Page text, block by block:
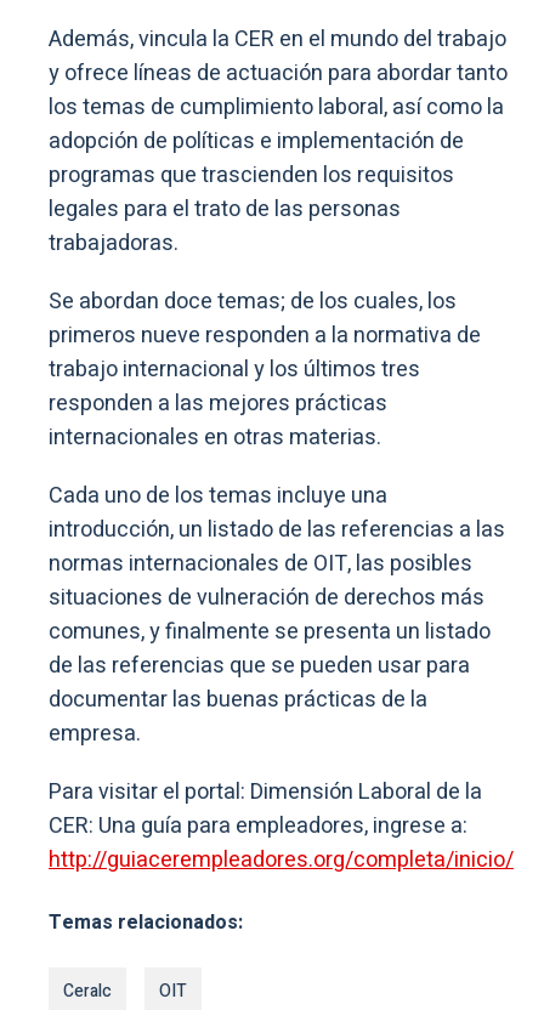
Además, vincula la CER en el mundo del trabajo
y ofrece líneas de actuación para abordar tanto
los temas de cumplimiento laboral, así como la
adopción de políticas e implementación de
programas que trascienden los requisitos
legales para el trato de las personas
trabajadoras.
Se abordan doce temas; de los cuales, los
primeros nueve responden a la normativa de
trabajo internacional y los últimos tres
responden a las mejores prácticas
internacionales en otras materias.
Cada uno de los temas incluye una
introducción, un listado de las referencias a las
normas internacionales de OIT, las posibles
situaciones de vulneración de derechos más
comunes, y finalmente se presenta un listado
de las referencias que se pueden usar para
documentar las buenas prácticas de la
empresa.
Para visitar el portal: Dimensión Laboral de la
CER: Una guía para empleadores, ingrese a:
http://guiacerempleadores.org/completa/inicio/
Temas relacionados:
Ceralc OIT